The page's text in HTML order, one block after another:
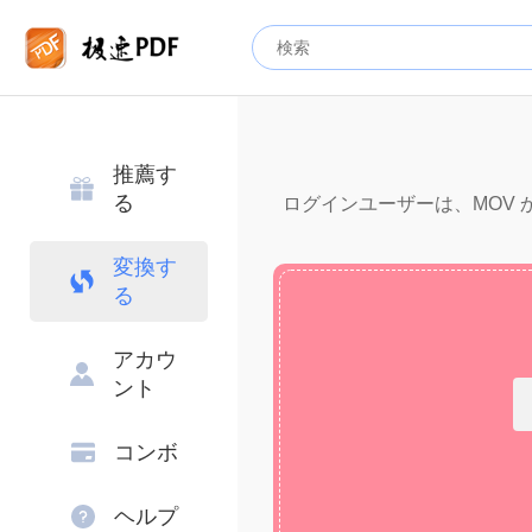
推薦す
る
変換す
る
アカウ
ント
コンボ
ヘルプ
ログインユーザーは、MOV